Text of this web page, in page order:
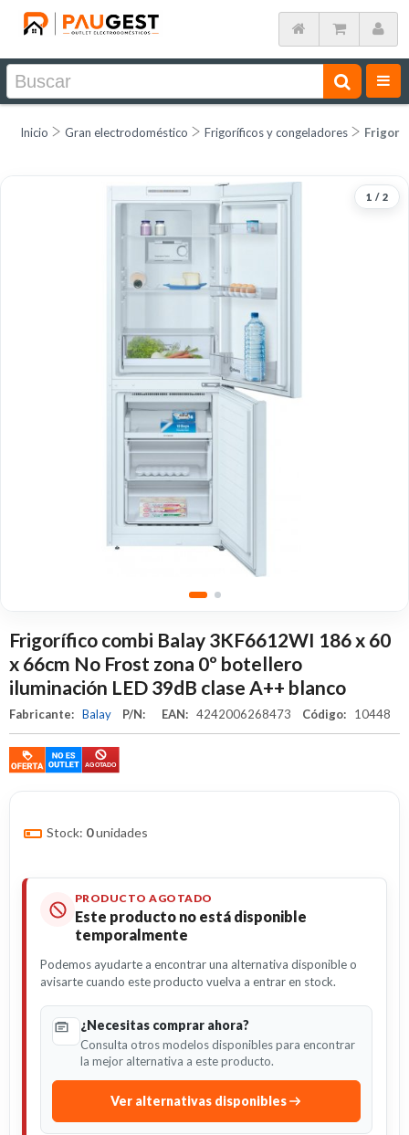
Inicio Gran electrodoméstico Frigoríficos y congeladores
1 / 2
Frigorífico combi Balay 3KF6612WI 186 x 60
x 66cm No Frost zona 0º botellero
iluminación LED 39dB clase A++ blanco
Fabricante: Balay P/N: EAN: 4242006268473 Código: 10448
Stock: 0unidades
PRODUCTO AGOTADO
Este producto no está disponible
temporalmente
Podemos ayudarte a encontrar una alternativa disponible o
avisarte cuando este producto vuelva a entrar en stock.
¿Necesitas comprar ahora?
Consulta otros modelos disponibles para encontrar
la mejor alternativa a este producto.
Ver alternativas disponibles